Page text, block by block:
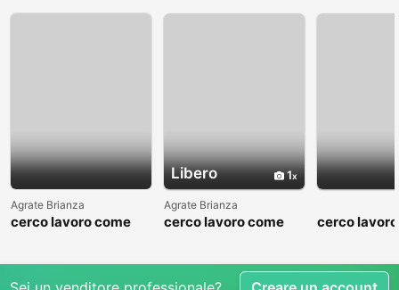
Agrate Brianza
cerco lavoro come
Libero 1
Agrate Brianza
cerco lavoro come
cerco